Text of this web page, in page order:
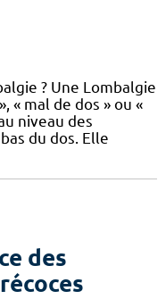
? Une Lombalgie
« mal de dos » ou «
niveau des
du dos. Elle
des